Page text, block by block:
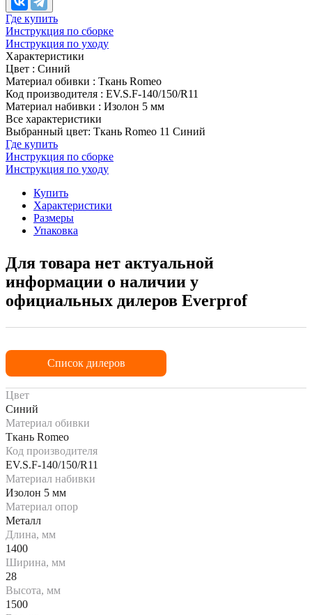
Где купить
Инструкция по сборке
Инструкция по уходу
Характеристики
Цвет : Синий
Материал обивки : Ткань Romeo
Код производителя : EV.S.F-140/150/R11
Материал набивки : Изолон 5 мм
Все характеристики
Выбранный цвет: Ткань Romeo 11 Синий
Где купить
Инструкция по сборке
Инструкция по уходу
Купить
Характеристики
Размеры
Упаковка
Для товара нет актуальной
информации о наличии у
официальных дилеров Everprof
Список дилеров
Цвет
Синий
Материал обивки
Ткань Romeo
Код производителя
EV.S.F-140/150/R11
Материал набивки
Изолон 5 мм
Материал опор
Металл
Длина, мм
1400
Ширина, мм
28
Высота, мм
1500